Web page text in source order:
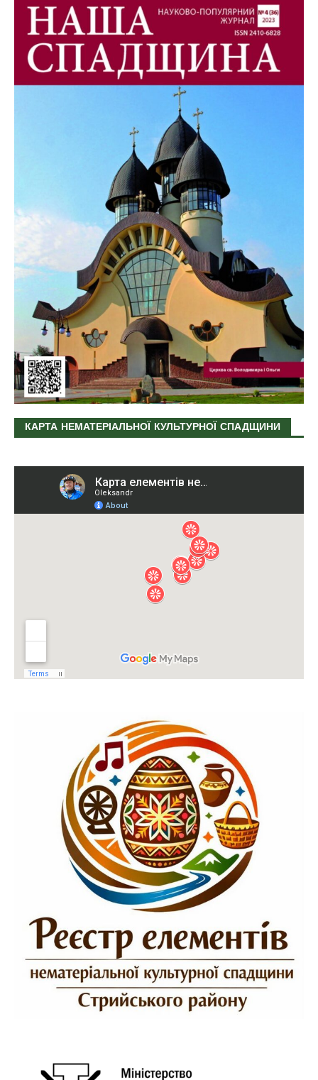
КАРТА НЕМАТЕРІАЛЬНОЇ КУЛЬТУРНОЇ СПАДЩИНИ